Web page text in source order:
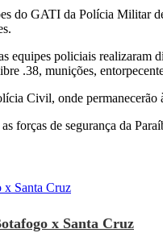
do GATI da Polícia Militar
equipes policiais
.38, munições,
Civil, onde
forças de segurança da
x Santa Cruz